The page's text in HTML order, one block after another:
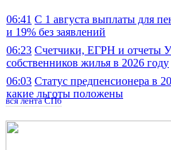
06:41 С 1 августа выплаты для
и 19% без заявлений
06:23 Счетчики, ЕГРН и отчеты
собственников жилья в 2026 году
06:03 Статус предпенсионера в
какие льготы положены
вся лента СПб